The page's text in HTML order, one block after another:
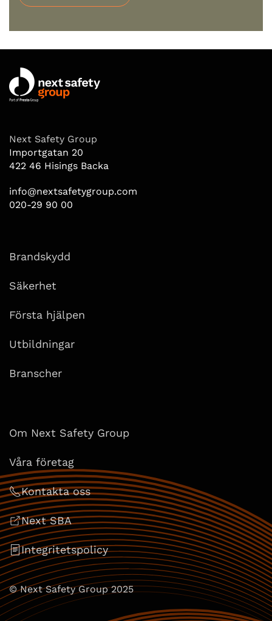
Next Safety Group
Importgatan 20
422 46 Hisings Backa
info@nextsafetygroup.com
020-29 90 00
Brandskydd
Säkerhet
Första hjälpen
Utbildningar
Branscher
Om Next Safety Group
Våra företag
Kontakta oss
Next SBA
Integritetspolicy
© Next Safety Group 2025